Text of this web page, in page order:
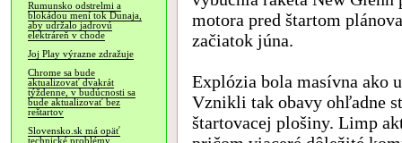
Rumunsko odstrelmi a
blokádou mení tok Dunaja,
aby udržalo jadrovú
elektráreň v chode
Joj Play výrazne zdražuje
Chrome sa bude
aktualizovať dvakrát
týždenne, v budúcnosti sa
bude aktualizovať bez
reštartov
Slovensko.sk má opäť
technické problémy
motora pred štartom
začiatok júna.
Explózia bola masívna ako
Vznikli tak obavy ohľadne
štartovacej plošiny. Limp